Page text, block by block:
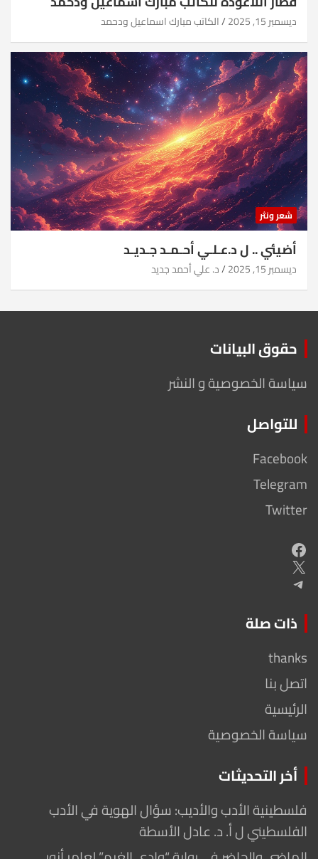
ديسمبر 15, 2025 الكاتب مبارك اسماعيل ودحمد
شعر ونثر
أضيئي .. ل د.عـلـي أحـمـد جـديـد
ديسمبر 15, 2025 د. علي أحمد جديد
حقوق البيانات
سياسة الخصوصية و النشر
للتواصل
Facebook
Telegram
Twitter
Facebook
X
Telegram
ذات صلة
thanks
اتصل بنا
الرئيسية
سياسة الخصوصية
أخر التحديثات
فلسطينية الأدب والأديب: سؤال الهوية في الأدب
الفلسطيني ل أ. د. عادل الأسطة